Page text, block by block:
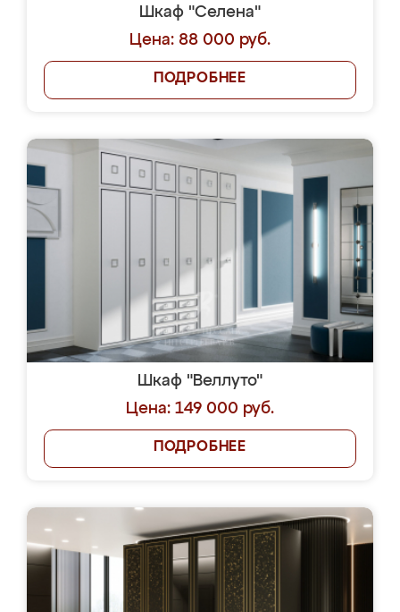
Шкаф "Селена"
Цена: 88 000 руб.
ПОДРОБНЕЕ
Шкаф "Веллуто"
Цена: 149 000 руб.
ПОДРОБНЕЕ